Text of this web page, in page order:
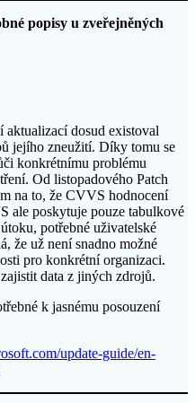
u zveřejněných
dosud existoval
jejího zneužití. Díky tomu se
konkrétnímu problému
Od listopadového Patch
na to, že CVVS hodnocení
ale poskytuje pouze tabulkové
potřebné uživatelské
že už není snadno možné
pro konkrétní organizaci.
data z jiných zdrojů.
k jasnému posouzení
update-guide/en-